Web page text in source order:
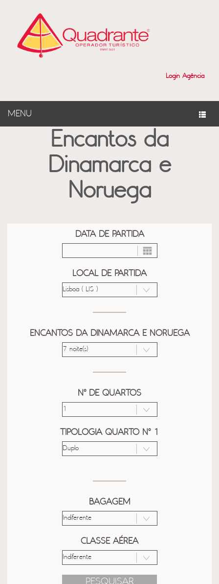
Login Agência
MENU
Encantos da
Dinamarca e
Noruega
DATA DE PARTIDA
LOCAL DE PARTIDA
ENCANTOS DA DINAMARCA E NORUEGA
Nº DE QUARTOS
TIPOLOGIA QUARTO Nº 1
BAGAGEM
CLASSE AÉREA
PESQUISAR